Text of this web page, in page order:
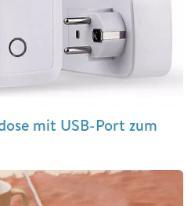
mit USB-Port zum